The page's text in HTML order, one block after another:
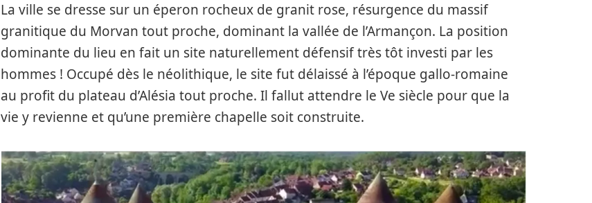
La ville se dresse sur un éperon rocheux de granit rose, résurgence du massif
granitique du Morvan tout proche, dominant la vallée de l’Armançon. La position
dominante du lieu en fait un site naturellement défensif très tôt investi par les
hommes ! Occupé dès le néolithique, le site fut délaissé à l’époque gallo-romaine
au profit du plateau d’Alésia tout proche. Il fallut attendre le Ve siècle pour que la
vie y revienne et qu’une première chapelle soit construite.